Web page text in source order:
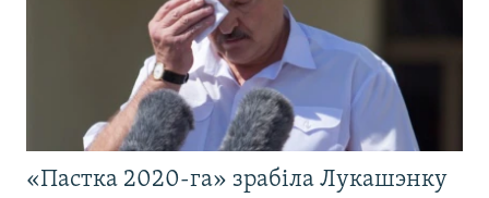
«Пастка 2020-га» зрабіла Лукашэнку